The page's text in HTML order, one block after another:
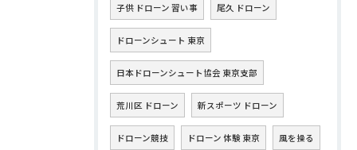
子供 ドローン 習い事 尾久 ドローン
ドローンシュート 東京
日本ドローンシュート協会 東京支部
荒川区 ドローン 新スポーツ ドローン
ドローン競技 ドローン 体験 東京 風を操る